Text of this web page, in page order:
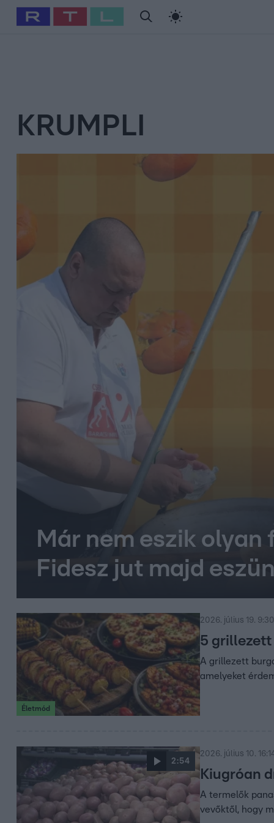
Babits Marcella Szellő István Most Wanted
KRUMPLI
Már nem eszik
Fidesz jut majd
Életmód
2026. július 19. 9:30
5 grillezett
A grillezett
amelyeket
2:54
2026. július 10.
Kiugróan
A termelők
vevőktől, hogy